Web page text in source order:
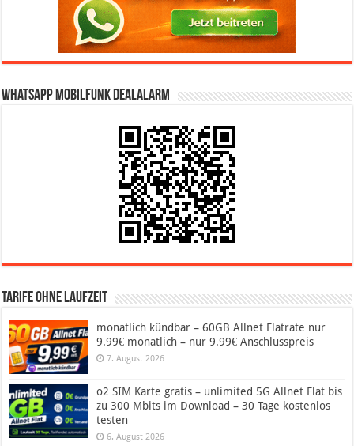
WhatsApp Mobilfunk DealAlarm
Tarife ohne Laufzeit
monatlich kündbar – 60GB Allnet Flatrate nur
9.99€ monatlich – nur 9.99€ Anschlusspreis
7. August 2026
o2 SIM Karte gratis – unlimited 5G Allnet Flat bis
zu 300 Mbits im Download – 30 Tage kostenlos
testen
6. August 2026